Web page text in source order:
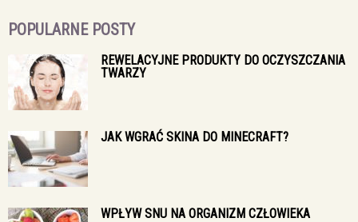
POPULARNE POSTY
REWELACYJNE PRODUKTY DO OCZYSZCZANIA
TWARZY
JAK WGRAĆ SKINA DO MINECRAFT?
WPŁYW SNU NA ORGANIZM CZŁOWIEKA